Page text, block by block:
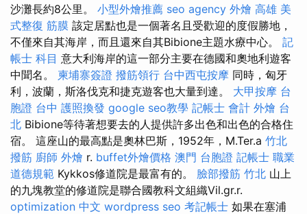
沙灘長約8公里。 小型外燴推薦 seo agency 外燴 高雄 美
式整復 筋膜 該定居點也是一個著名且受歡迎的度假勝地，
不僅來自其海岸，而且還來自其Bibione主題水療中心。 記
帳士 科目 意大利海岸的這一部分主要在德國和奧地利遊客
中聞名。 柬埔寨簽證 撥筋領行 台中西屯按摩 同時，匈牙
利，波蘭，斯洛伐克和捷克遊客也大量到達。 大甲按摩 台
胞證 台中 護照換發 google seo教學 記帳士 會計 外燴 台
北 Bibione等待著想要去的人提供許多出色和出色的合格住
宿。 這座山的最高點是奧林巴斯，1952年，M.Ter.a 竹北
撥筋 廚師 外燴 r. buffet外燴價格 澳門 台胞證 記帳士 職業
道德規範 Kykkos修道院是最富有的。 臉部撥筋 竹北 山上
的九塊教堂的修道院是聯合國教科文組織Vil.gr.r.
optimization 中文 wordpress seo 考記帳士 如果在塞浦